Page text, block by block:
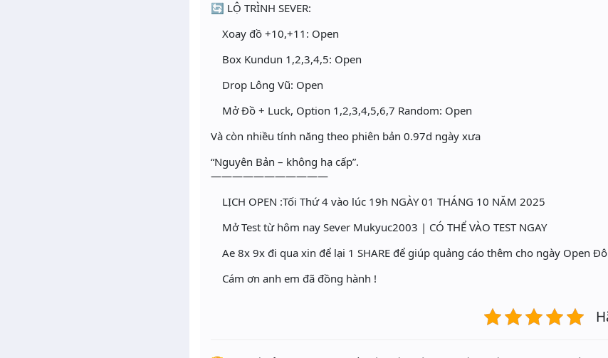
🔄 LỘ TRÌNH SEVER:
Xoay đồ +10,+11: Open
Box Kundun 1,2,3,4,5: Open
Drop Lông Vũ: Open
Mở Đồ + Luck, Option 1,2,3,4,5,6,7 Random: Open
Và còn nhiều tính năng theo phiên bản 0.97d ngày xưa
“Nguyên Bản – không hạ cấp”.
———————————
LỊCH OPEN :Tối Thứ 4 vào lúc 19h NGÀY 01 THÁNG 10 NĂM 2025
Mở Test từ hôm nay Sever Mukyuc2003 | CÓ THỂ VÀO TEST NGAY
Ae 8x 9x đi qua xin để lại 1 SHARE để giúp quảng cáo thêm cho ngày Open
Cám ơn anh em đã đồng hành !